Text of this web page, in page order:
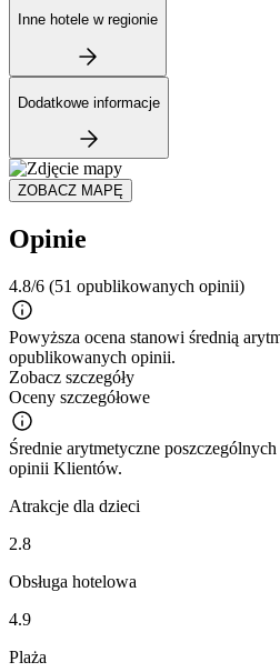
Inne hotele w regionie
Dodatkowe informacje
ZOBACZ MAPĘ
Opinie
4.8/6 (51 opublikowanych opinii)
Powyższa ocena stanowi średnią
opublikowanych opinii.
Zobacz szczegóły
Oceny szczegółowe
Średnie arytmetyczne
opinii Klientów.
Atrakcje dla dzieci
2.8
Obsługa hotelowa
4.9
Plaża